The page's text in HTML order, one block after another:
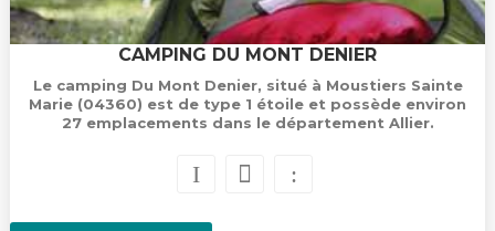
CAMPING DU MONT DENIER
Le camping Du Mont Denier, situé à Moustiers Sainte
Marie (04360) est de type 1 étoile et possède environ
27 emplacements dans le département Allier.